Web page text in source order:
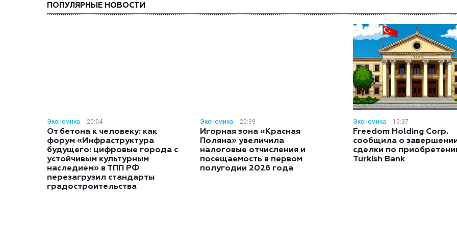
ПОПУЛЯРНЫЕ НОВОСТИ
Экономика 20:04
От бетона к человеку: как
форум «Инфраструктура
будущего: цифровые города с
устойчивым культурным
наследием» в ТПП РФ
перезагрузил стандарты
градостроительства
Экономика 20:39
Игорная зона «Красная
Поляна» увеличила
налоговые отчисления и
посещаемость в первом
полугодии 2026 года
Экономика 10:37
Freedom Holding Corp.
сообщила о
сделки по
Turkish Bank